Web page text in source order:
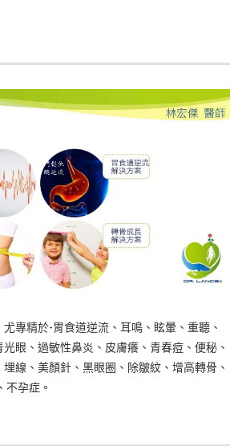
專精於-胃食道逆流、耳鳴、眩暈、重聽、
眼、過敏性鼻炎、皮膚癢、青春痘、便秘、
線、美顏針、黑眼圈、除皺紋、增高轉骨、
不孕症。